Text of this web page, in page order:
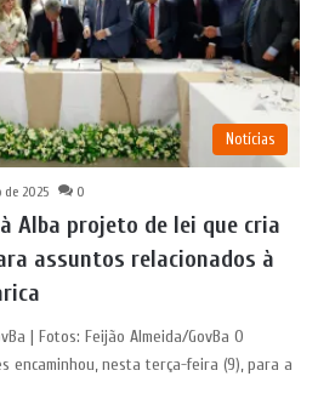
Notícias
de 2025 0
Alba projeto de lei que cria
assuntos relacionados à
| Fotos: Feijão Almeida/GovBa O
encaminhou, nesta terça-feira (9), para a